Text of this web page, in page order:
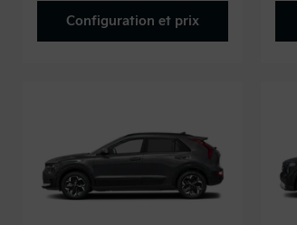
Configuration et prix